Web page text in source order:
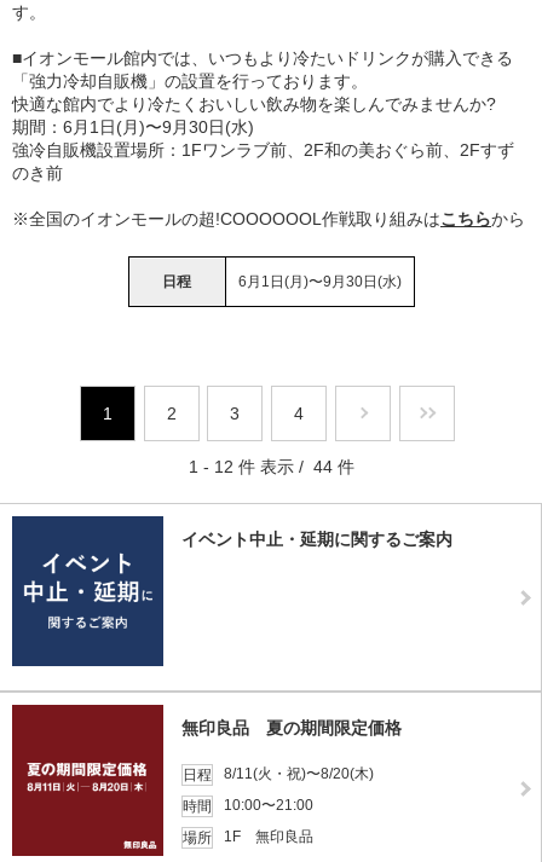
す。
■イオンモール館内では、いつもより冷たいドリンクが購入できる
「強力冷却自販機」の設置を行っております。
快適な館内でより冷たくおいしい飲み物を楽しんでみませんか?
期間：6月1日(月)〜9月30日(水)
強冷自販機設置場所：1Fワンラブ前、2F和の美おぐら前、2Fすず
のき前
※全国のイオンモールの超!COOOOOOL作戦取り組みはこちらから
日程 6月1日(月)〜9月30日(水)
1 2 3 4
1 - 12 件 表示 / 44 件
イベント中止・延期に関するご案内
無印良品 夏の期間限定価格
日程
8/11(火・祝)〜8/20(木)
時間
10:00〜21:00
場所
1F 無印良品